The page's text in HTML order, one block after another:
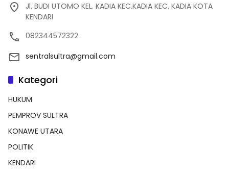
Jl. BUDI UTOMO KEL. KADIA KEC.KADIA KEC. KADIA KOTA
KENDARI
082344572322
sentralsultra@gmail.com
Kategori
HUKUM
PEMPROV SULTRA
KONAWE UTARA
POLITIK
KENDARI